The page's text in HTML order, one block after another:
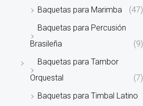
Baquetas para Marimba
(47)
Baquetas para Percusión
Brasileña
(9)
Baquetas para Tambor
Orquestal
(7)
Baquetas para Timbal Latino